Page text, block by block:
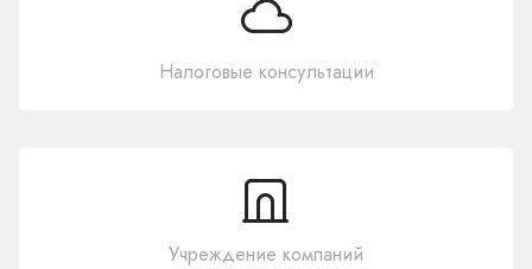
Налоговые консультации
Учреждение компаний